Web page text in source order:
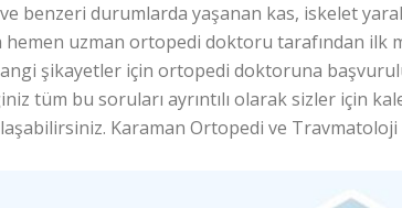
benzeri durumlarda yaşanan kas, iskelet
uzman ortopedi doktoru tarafından ilk
şikayetler için ortopedi doktoruna
tüm bu soruları ayrıntılı olarak sizler için
Karaman Ortopedi ve Travmatoloji